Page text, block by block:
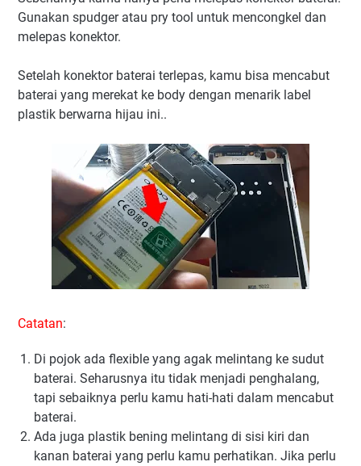
Gunakan spudger atau pry tool untuk mencongkel dan
melepas konektor.
Setelah konektor baterai terlepas, kamu bisa mencabut
baterai yang merekat ke body dengan menarik label
plastik berwarna hijau ini..
Catatan:
Di pojok ada flexible yang agak melintang ke sudut
baterai. Seharusnya itu tidak menjadi penghalang,
tapi sebaiknya perlu kamu hati-hati dalam mencabut
baterai.
Ada juga plastik bening melintang di sisi kiri dan
kanan baterai yang perlu kamu perhatikan. Jika perlu